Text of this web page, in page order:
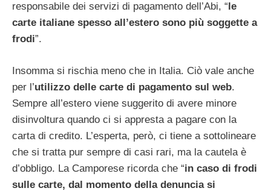
responsabile dei servizi di pagamento dell’Abi, “le
carte italiane spesso all’estero sono più soggette a
frodi”.
Insomma si rischia meno che in Italia. Ciò vale anche
per l’utilizzo delle carte di pagamento sul web.
Sempre all’estero viene suggerito di avere minore
disinvoltura quando ci si appresta a pagare con la
carta di credito. L’esperta, però, ci tiene a sottolineare
che si tratta pur sempre di casi rari, ma la cautela è
d’obbligo. La Camporese ricorda che “in caso di frodi
sulle carte, dal momento della denuncia si